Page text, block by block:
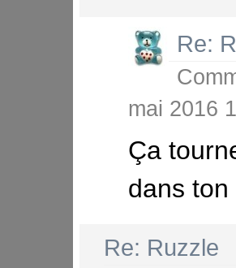
Re:
mai 2016
Ça
dans
Re: Ruzzle